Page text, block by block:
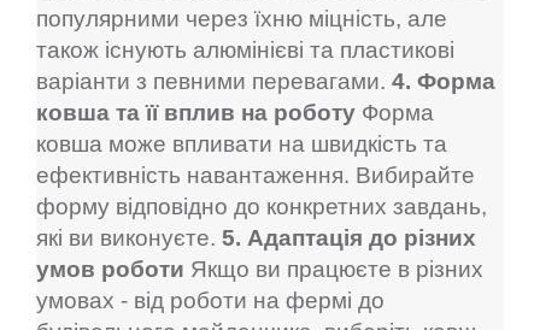
популярними через їхню міцність, але
також існують алюмінієві та пластикові
варіанти з певними перевагами. 4. Форма
ковша та її вплив на роботу Форма
ковша може впливати на швидкість та
ефективність навантаження. Вибирайте
форму відповідно до конкретних завдань,
які ви виконуєте. 5. Адаптація до різних
умов роботи Якщо ви працюєте в різних
умовах - від роботи на фермі до